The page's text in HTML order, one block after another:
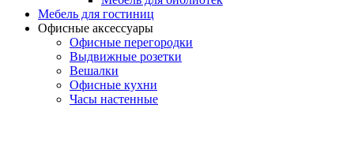
Мебель для гостиниц
Офисные аксессуары
Офисные перегородки
Выдвижные розетки
Вешалки
Офисные кухни
Часы настенные